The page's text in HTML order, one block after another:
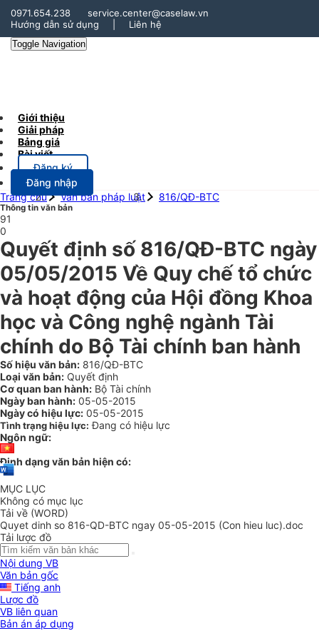
0971.654.238
service.center@caselaw.vn
Hướng dẫn sử dụng
Liên hệ
Toggle Navigation
Giới thiệu
Giải pháp
Bảng giá
Bài viết
Đăng ký
Đăng nhập
Trang chủ
Văn bản pháp luật 816/QĐ-BTC
Thông tin văn bản
91
0
Quyết định số 816/QĐ-BTC ngày
05/05/2015 Về Quy chế tổ chức
và hoạt động của Hội đồng Khoa
học và Công nghệ ngành Tài
chính do Bộ Tài chính ban hành
Số hiệu văn bản: 816/QĐ-BTC
Loại văn bản: Quyết định
Cơ quan ban hành: Bộ Tài chính
Ngày ban hành: 05-05-2015
Ngày có hiệu lực: 05-05-2015
Tình trạng hiệu lực: Đang có hiệu lực
Ngôn ngữ:
Định dạng văn bản hiện có:
MỤC LỤC
Không có mục lục
Tải về (WORD)
Quyet dinh so 816-QD-BTC ngay 05-05-2015 (Con hieu luc).doc
Tải lược đồ
Nội dung VB
Văn bản gốc
Tiếng anh
Lược đồ
VB liên quan
Bản án áp dụng